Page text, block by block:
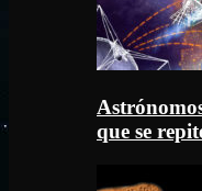
que se